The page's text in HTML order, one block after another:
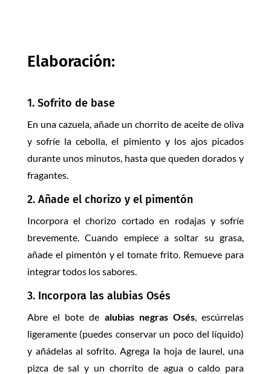
Elaboración:
1. Sofrito de base
En una cazuela, añade un chorrito de aceite de oliva
y sofríe la cebolla, el pimiento y los ajos picados
durante unos minutos, hasta que queden dorados y
fragantes.
2. Añade el chorizo y el pimentón
Incorpora el chorizo cortado en rodajas y sofríe
brevemente. Cuando empiece a soltar su grasa,
añade el pimentón y el tomate frito. Remueve para
integrar todos los sabores.
3. Incorpora las alubias Osés
Abre el bote de alubias negras Osés, escúrrelas
ligeramente (puedes conservar un poco del líquido)
y añádelas al sofrito. Agrega la hoja de laurel, una
pizca de sal y un chorrito de agua o caldo para